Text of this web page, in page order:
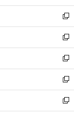
開
く
ウ
で
開
く
ン
ド
ウ
で
開
く
ウ
ィ
ン
ド
ウ
で
開
く
新
し
い
ウ
ィ
ン
ド
ウ
で
開
新
し
い
ウ
ィ
ン
ド
ウ
新
し
い
ウ
ィ
ン
新
し
い
ウ
新
し